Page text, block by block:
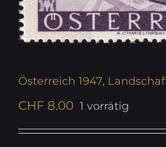
Österreich 1947,
CHF 8.00 1 vorrätig